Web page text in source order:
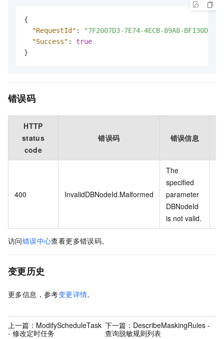
{
"RequestId" :
"7F2007D3-7E74-4ECB-89A8-
"Success" :
true
}
错误码
HTTP
status
code
错误码 错误信息
400 InvalidDBNodeId.Malformed
The
specified
parameter
DBNodeId
is not valid.
访问错误中心查看更多错误码。
变更历史
更多信息，参考变更详情。
上一篇： ModifyScheduleTask
- 修改定时任务
下一篇： DescribeMaskingRules -
查询脱敏规则列表